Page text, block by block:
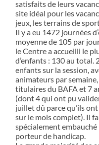
satisfaits de leurs
site idéal pour les
jeux, les terrains de
Il y a eu 1472 journées
moyenne de 105 par
le Centre a accueilli le
d’enfants : 130 au total.
enfants sur la session,
animateurs par
titulaires du BAFA et 7
(dont 4 qui ont pu
juillet dû parce qu’ils
sur le mois complet). Il
spécialement
porteur de handicap.